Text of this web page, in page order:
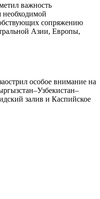
важность
необходимой
сопряжению
Азии, Европы,
особое внимание на
залив и Каспийское